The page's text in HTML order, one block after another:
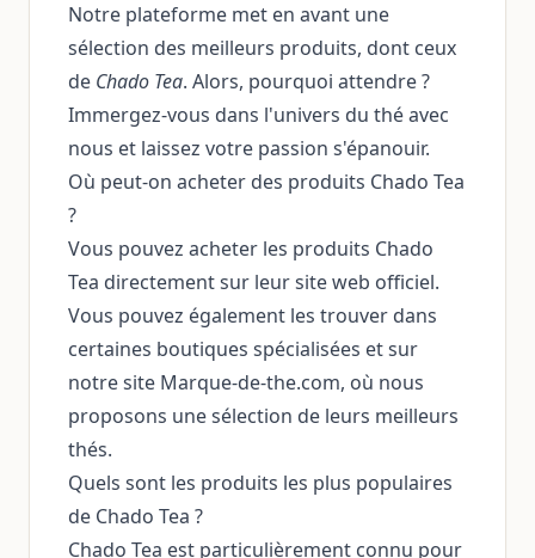
Notre plateforme met en avant une
sélection des meilleurs produits, dont ceux
de Chado Tea. Alors, pourquoi attendre ?
Immergez-vous dans l'univers du thé avec
nous et laissez votre passion s'épanouir.
Où peut-on acheter des produits Chado Tea
?
Vous pouvez acheter les produits Chado
Tea directement sur leur site web officiel.
Vous pouvez également les trouver dans
certaines boutiques spécialisées et sur
notre site Marque-de-the.com, où nous
proposons une sélection de leurs meilleurs
thés.
Quels sont les produits les plus populaires
de Chado Tea ?
Chado Tea est particulièrement connu pour